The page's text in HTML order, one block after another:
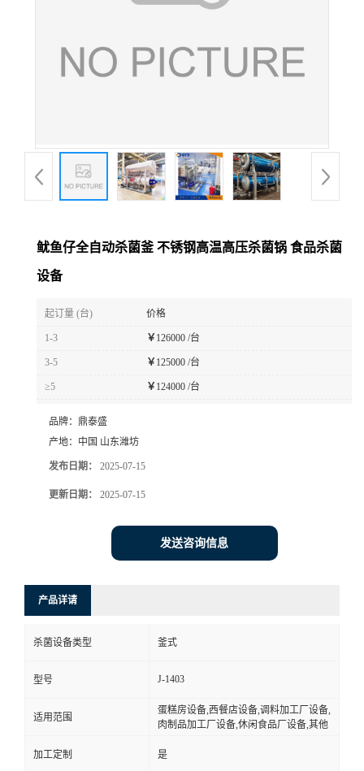
鱿鱼仔全自动杀菌釜 不锈钢高温高压杀菌锅 食品杀菌
设备
起订量 (台) 价格
1-3 ￥ 126000 /台
3-5 ￥ 125000 /台
≥5 ￥ 124000 /台
品牌： 鼎泰盛
产地： 中国 山东潍坊
发布日期： 2025-07-15
更新日期： 2025-07-15
发送咨询信息
产品详请
杀菌设备类型 釜式
型号 J-1403
适用范围
蛋糕房设备,西餐店设备,调料加工厂设备,
肉制品加工厂设备,休闲食品厂设备,其他
加工定制 是